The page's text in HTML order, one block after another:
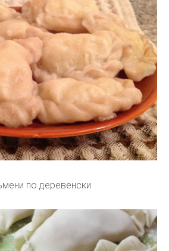
по деревенски